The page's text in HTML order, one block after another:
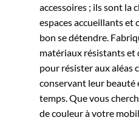
accessoires ; ils sont la
espaces accueillants
bon se détendre.
matériaux résistants et
pour résister aux aléas
conservant leur
temps. Que vous
de couleur à votre